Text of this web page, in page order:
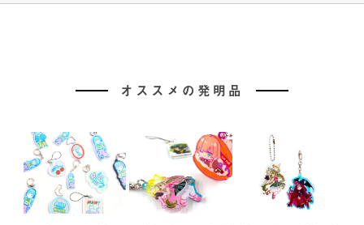
オススメの発明品